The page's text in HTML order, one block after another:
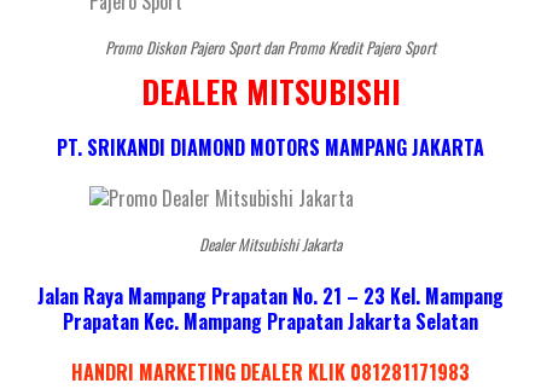
Promo Diskon Pajero Sport dan Promo Kredit Pajero Sport
DEALER MITSUBISHI
PT. SRIKANDI DIAMOND MOTORS MAMPANG JAKARTA
Dealer Mitsubishi Jakarta
Jalan Raya Mampang Prapatan No. 21 – 23 Kel. Mampang
Prapatan Kec. Mampang Prapatan Jakarta Selatan
HANDRI MARKETING DEALER KLIK 081281171983